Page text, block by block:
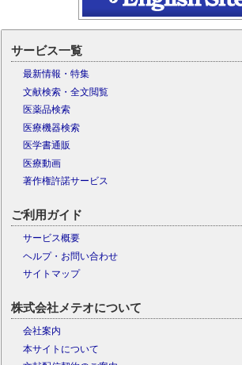
サービス一覧
最新情報・特集
文献検索・全文閲覧
医薬品検索
医療機器検索
医学書通販
医療動画
著作権許諾サービス
ご利用ガイド
サービス概要
ヘルプ・お問い合わせ
サイトマップ
株式会社メテオについて
会社案内
本サイトについて